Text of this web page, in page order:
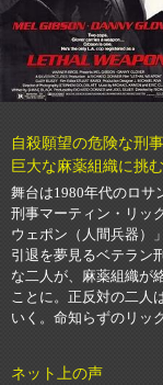
自殺願望の危険な刑
巨大な麻薬組織に挑む
舞台は1980年代のロサ
刑事マーティン・リッ
ウェポン（人間兵器）
引退を夢見るベテラン
な二人が、麻薬組織が
ことに。正反対の二人
いく。命知らずのリッ
ネット上の声